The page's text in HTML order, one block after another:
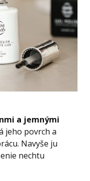
a jemnými
jeho povrch a
Navyše ju
nechtu